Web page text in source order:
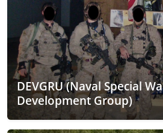
DEVGRU (Naval Special
Development Group)